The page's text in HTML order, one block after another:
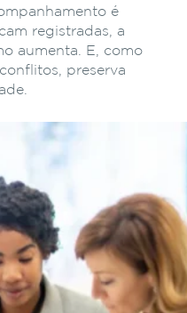
é
registradas, a
aumenta. E, como
preserva